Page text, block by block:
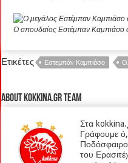
Ο σπουδαίος Εστέμπαν Καμπιάσο
Ετικέτες Εστεμπάν Καμπιάσο
About kokkina.gr TEAM
Στα
Γράφουμε
του